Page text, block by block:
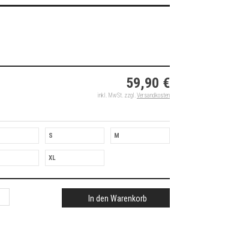
59,90 €
inkl. MwSt. zzgl. Versandkosten
S M
XL
In den Warenkorb